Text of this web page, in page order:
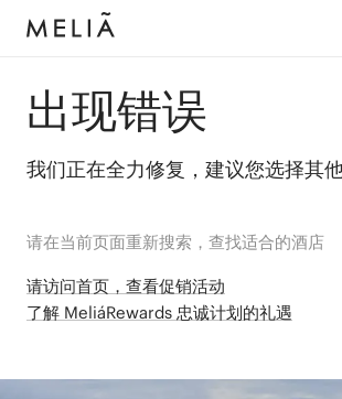
出现错误
我们正在全力修复，建议您选择其
请在当前页面重新搜索，查找适合的酒店
请访问首页，查看促销活动
了解 MeliáRewards 忠诚计划的礼遇